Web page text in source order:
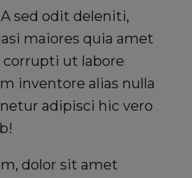
sed odit deleniti,
maiores quia amet
corrupti ut labore
inventore alias nulla
adipisci hic vero
dolor sit amet